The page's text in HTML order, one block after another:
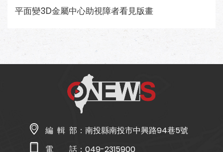
平面變3D金屬中心助視障者看見版畫
編 輯 部： 南投縣南投市中興路94巷5號
電 話： 049-2315900